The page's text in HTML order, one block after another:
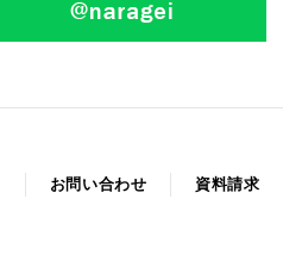
お問い合わせ 資料請求